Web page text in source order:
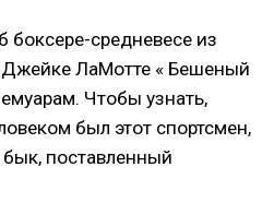
боксере-средневесе из
ЛаМотте « Бешеный
Чтобы узнать,
был этот спортсмен,
поставленный